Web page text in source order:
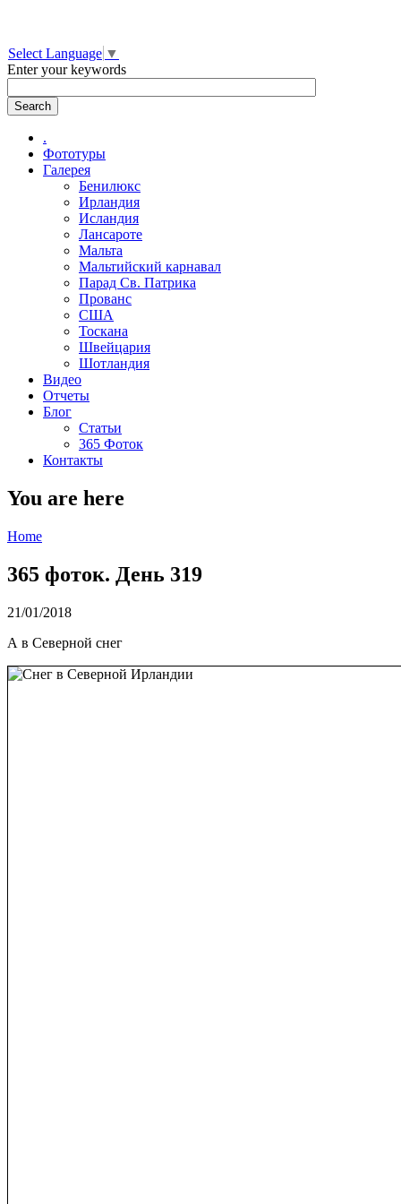
Select Language ▼
Enter your keywords
.
Фототуры
Галерея
Бенилюкс
Ирландия
Исландия
Лансароте
Мальта
Мальтийский карнавал
Парад Св. Патрика
Прованс
США
Тоскана
Швейцария
Шотландия
Видео
Отчеты
Блог
Статьи
365 Фоток
Контакты
You are here
Home
365 фоток. День 319
21/01/2018
А в Северной снег